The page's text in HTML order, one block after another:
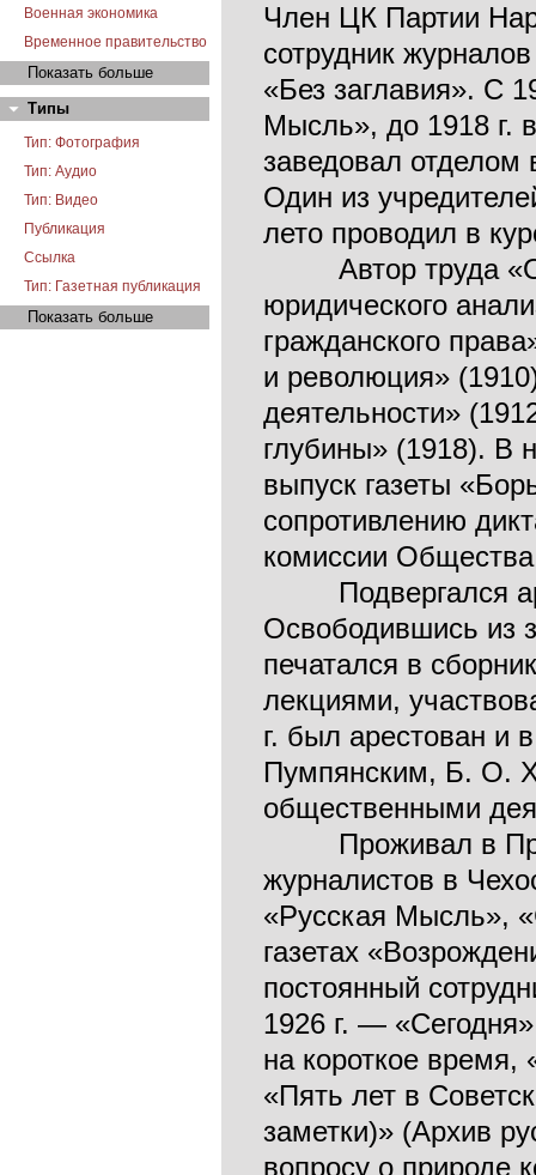
Военная экономика
Временное правительство
Показать больше
Типы
Тип: Фотография
Тип: Аудио
Тип: Видео
Публикация
Ссылка
Тип: Газетная публикация
Показать больше
Член ЦК Партии
сотрудник
«Без заглавия». С
Мысль», до 1918 г.
заведовал отделом
Один из
лето проводил в
Автор труда
юридического
гражданского
и революция»
деятельности»
глубины» (1918). В
выпуск газеты
сопротивлению
комиссии
Подвергался
Освободившись из
печатался в
лекциями,
г. был арестован
Пумпянским, Б. О.
общественными
Проживал в
журналистов в
«Русская Мысль»,
газетах
постоянный
1926 г. —
на короткое
«Пять лет в
заметки)» (Архив
вопросу о природе